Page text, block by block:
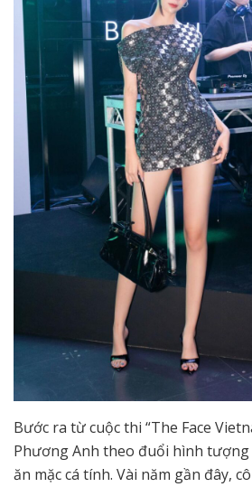
Bước ra từ cuộc thi “The Face
Phương Anh theo đuổi hình
ăn mặc cá tính. Vài năm gần đây,